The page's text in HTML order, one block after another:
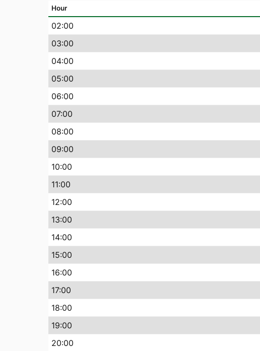
Hour
02:00
03:00
04:00
05:00
06:00
07:00
08:00
09:00
10:00
11:00
12:00
13:00
14:00
15:00
16:00
17:00
18:00
19:00
20:00